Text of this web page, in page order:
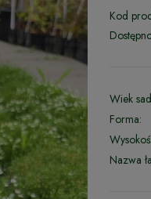
Kod
Wiek
Forma:
Nazwa